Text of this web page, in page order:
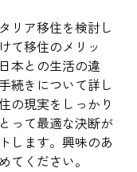
リア移住を検討し
て移住のメリッ
本との生活の違
続きについて詳し
の現実をしっかり
って最適な決断が
します。興味のあ
てください。